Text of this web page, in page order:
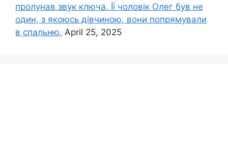
пролунав звук ключа. Її чоловік Олег був не
один, з якоюсь дівчиною, вони попрямували
в спальню. April 25, 2025